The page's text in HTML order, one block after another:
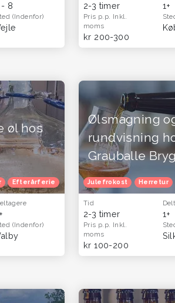
- 8
(Indenfor)
2-3 timer 1+
Pris p.p. Inkl.
moms
kr 200-300
til mænd
og gavekort til mænd
øl hos
Efterårferie Oplevelsesgavekort
(Indenfor)
Ølsmagning
rundvisning
Grauballe
Julefrokost Herretur
Tid
2-3 timer 1+
Pris p.p. Inkl.
moms
kr 100-200